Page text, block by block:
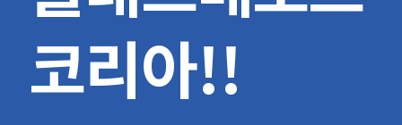
코리아!!